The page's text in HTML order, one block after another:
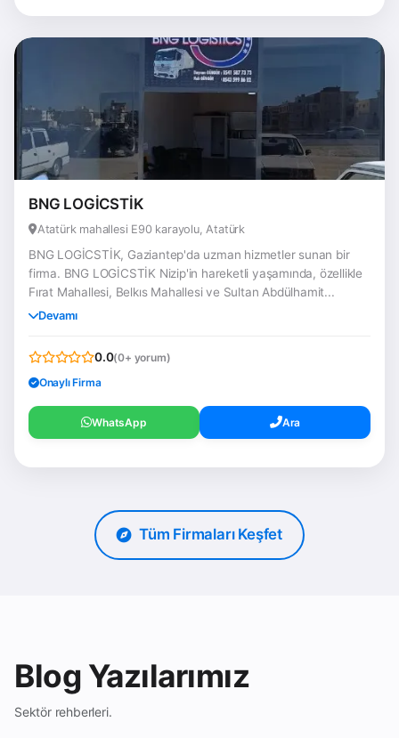
BNG LOGİCSTİK
Atatürk mahallesi E90 karayolu, Atatürk
BNG LOGİCSTİK, Gaziantep'da uzman hizmetler sunan bir
firma. BNG LOGİCSTİK Nizip'in hareketli yaşamında, özellikle
Fırat Mahallesi, Belkıs Mahallesi ve Sultan Abdülhamit...
Devamı
0.0(0+ yorum)
Onaylı Firma
WhatsApp Ara
Tüm Firmaları Keşfet
Blog Yazılarımız
Sektör rehberleri.